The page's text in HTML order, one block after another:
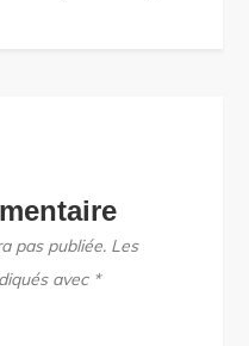
pas publiée. Les
avec *